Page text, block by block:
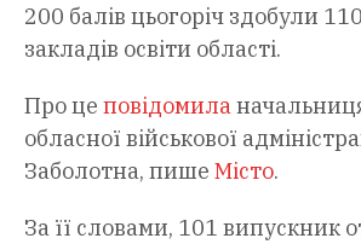
200 балів цьогоріч здобули
закладів освіти області.
Про це повідомила
обласної військової
Заболотна, пише Місто.
За її словами, 101 випускник